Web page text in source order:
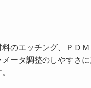
のエッチング、ＰＤ
ータ調整のしやすさ